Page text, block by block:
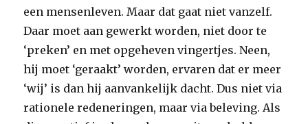
een mensenleven. Maar dat gaat niet vanzelf.
Daar moet aan gewerkt worden, niet door te
‘preken’ en met opgeheven vingertjes. Neen,
hij moet ‘geraakt’ worden, ervaren dat er meer
‘wij’ is dan hij aanvankelijk dacht. Dus niet via
rationele redeneringen, maar via beleving. Als